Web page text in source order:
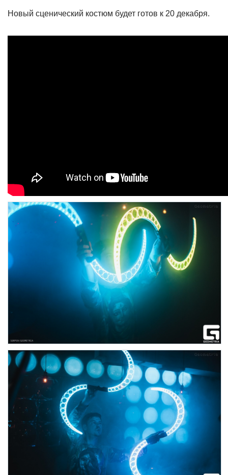
Новый сценический костюм будет готов к 20 декабря.